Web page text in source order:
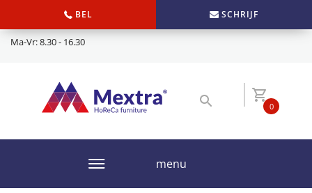
BEL SCHRIJF
Ma-Vr: 8.30 - 16.30
0
menu